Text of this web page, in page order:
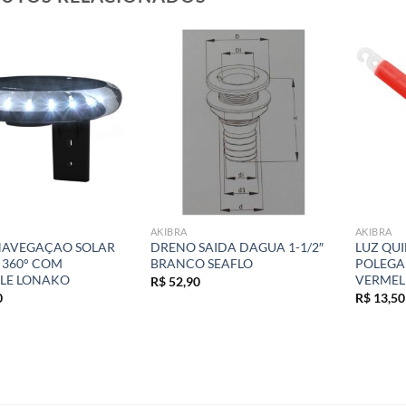
Add to
wishlist
SOLAR
COM
LONAKO
Add to
wishlist
AKIBRA
DRENO SAIDA DAGUA 1-1/2″
BRANCO SEAFLO
R$52,90
AKIBRA
LUZ
R$13,50